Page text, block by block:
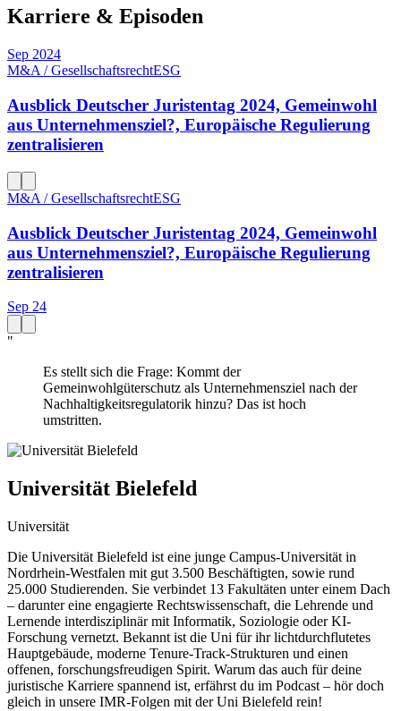
Karriere & Episoden
Sep 2024
M&A / GesellschaftsrechtESG
Ausblick Deutscher Juristentag 2024, Gemeinwohl
aus Unternehmensziel?, Europäische Regulierung
zentralisieren
M&A / GesellschaftsrechtESG
Ausblick Deutscher Juristentag 2024, Gemeinwohl
aus Unternehmensziel?, Europäische Regulierung
zentralisieren
Sep 24
"
Es stellt sich die Frage: Kommt der
Gemeinwohlgüterschutz als Unternehmensziel nach der
Nachhaltigkeitsregulatorik hinzu? Das ist hoch
umstritten.
Universität Bielefeld
Universität
Die Universität Bielefeld ist eine junge Campus-Universität in
Nordrhein-Westfalen mit gut 3.500 Beschäftigten, sowie rund
25.000 Studierenden. Sie verbindet 13 Fakultäten unter einem Dach
– darunter eine engagierte Rechtswissenschaft, die Lehrende und
Lernende interdisziplinär mit Informatik, Soziologie oder KI-
Forschung vernetzt. Bekannt ist die Uni für ihr lichtdurchflutetes
Hauptgebäude, moderne Tenure-Track-Strukturen und einen
offenen, forschungsfreudigen Spirit. Warum das auch für deine
juristische Karriere spannend ist, erfährst du im Podcast – hör doch
gleich in unsere IMR-Folgen mit der Uni Bielefeld rein!